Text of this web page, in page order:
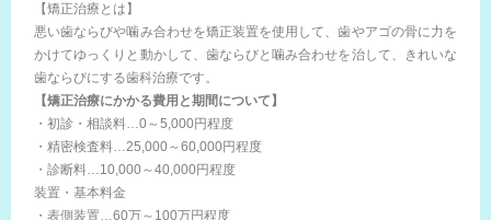
【矯正治療とは】
悪い歯ならびや噛み合わせを矯正装置を使用して、歯やアゴの骨に力を
かけてゆっくりと動かして、歯ならびと噛み合わせを治して、きれいな
歯ならびにする歯科治療です。
【矯正治療にかかる費用と期間について】
・初診・相談料…0～5,000円程度
・精密検査料…25,000～60,000円程度
・診断料…10,000～40,000円程度
装置・基本料金
・表側装置…60万～100万円程度